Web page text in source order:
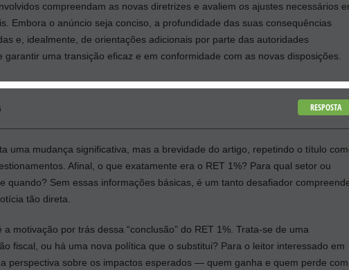
compreendam as novas diretrizes e avaliem os ajustes necessários
Embora o anúncio seja conciso, a profundidade das suas consequências
e, idealmente, de orientações adicionais por parte das autoridades
uma transição eficaz e em conformidade com as novas disposições.
RESPOSTA
uma mudança significativa, mas a brevidade do artigo, repetindo o título
Afinal, o que exatamente era o RET 1%? Para qual setor ou
quando? Sem essas informações básicas, é um tanto desafiador
tão direta.
motivação por trás dessa “conclusão” do RET 1%. Trata-se de uma
fiscal, ou há uma nova política que o substitui? Para o leitor interessado em
perspectiva sobre os impactos esperados — quem ganha e quem perde com